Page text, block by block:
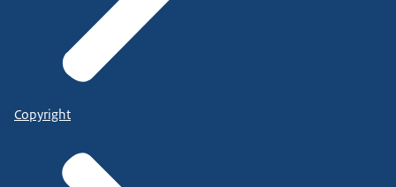
Copyright